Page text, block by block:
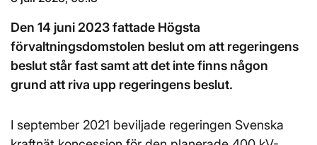
Den 14 juni 2023 fattade Högsta
förvaltningsdomstolen beslut om att regeringens
beslut står fast samt att det inte finns någon
grund att riva upp regeringens beslut.
I september 2021 beviljade regeringen Svenska